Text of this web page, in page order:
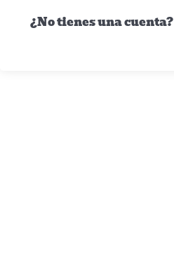
¿No tienes una cuenta?